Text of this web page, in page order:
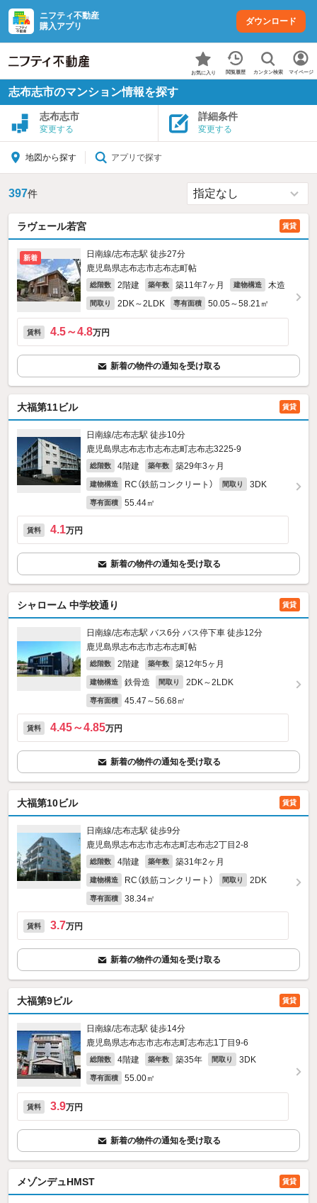
ニフティ不動産
購入アプリ
ダウンロード
お気に入り 閲覧履歴 カンタン検索 マイページ
志布志市のマンション情報を探す
志布志市
変更する
詳細条件
変更する
地図から探す アプリで探す
397件
ラヴェール若宮 賃貸
新着
日南線/志布志駅 徒歩27分
鹿児島県志布志市志布志町帖
総階数 2階建 築年数 築11年7ヶ月 建物構造 木造
間取り 2DK～2LDK 専有面積 50.05～58.21㎡
賃料 4.5～4.8万円
新着の物件の通知を受け取る
大福第11ビル 賃貸
日南線/志布志駅 徒歩10分
鹿児島県志布志市志布志町志布志3225‐9
総階数 4階建 築年数 築29年3ヶ月
建物構造 RC（鉄筋コンクリート） 間取り 3DK
専有面積 55.44㎡
賃料 4.1万円
新着の物件の通知を受け取る
シャローム 中学校通り 賃貸
日南線/志布志駅 バス6分 バス停下車 徒歩12分
鹿児島県志布志市志布志町帖
総階数 2階建 築年数 築12年5ヶ月
建物構造 鉄骨造 間取り 2DK～2LDK
専有面積 45.47～56.68㎡
賃料 4.45～4.85万円
新着の物件の通知を受け取る
大福第10ビル 賃貸
日南線/志布志駅 徒歩9分
鹿児島県志布志市志布志町志布志2丁目2-8
総階数 4階建 築年数 築31年2ヶ月
建物構造 RC（鉄筋コンクリート） 間取り 2DK
専有面積 38.34㎡
賃料 3.7万円
新着の物件の通知を受け取る
大福第9ビル 賃貸
日南線/志布志駅 徒歩14分
鹿児島県志布志市志布志町志布志1丁目9-6
総階数 4階建 築年数 築35年 間取り 3DK
専有面積 55.00㎡
賃料 3.9万円
新着の物件の通知を受け取る
メゾンデュHMST 賃貸